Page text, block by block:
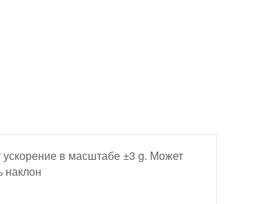
в масштабе ±3 g. Может
наклон